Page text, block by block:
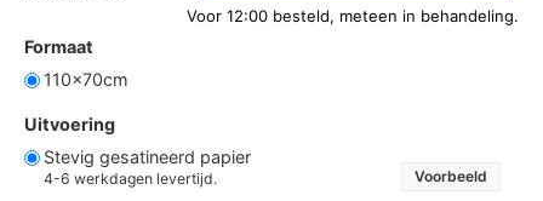
Formaat
110x70cm
Uitvoering
Stevig gesatineerd papier
4-6 werkdagen levertijd. Voorbeeld